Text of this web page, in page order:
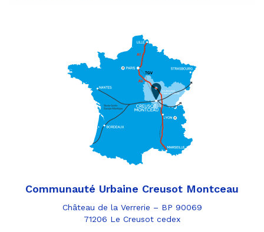
Communauté Urbaine Creusot Montceau
Château de la Verrerie – BP 90069
71206 Le Creusot cedex